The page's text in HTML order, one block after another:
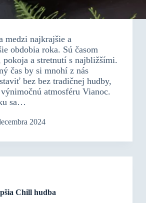
medzi najkrajšie a
obdobia roka. Sú časom
pokoja a stretnutí s najbližšími.
čas by si mnohí z nás
bez bez tradičnej hudby,
atmosféru Vianoc.
sa…
2024
Chill hudba